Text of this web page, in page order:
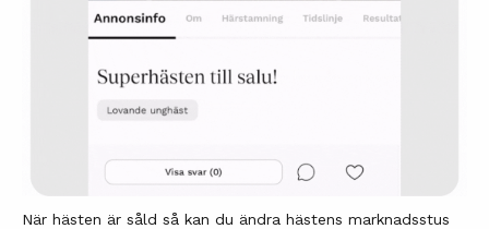
När hästen är såld så kan du ändra hästens marknadsstus